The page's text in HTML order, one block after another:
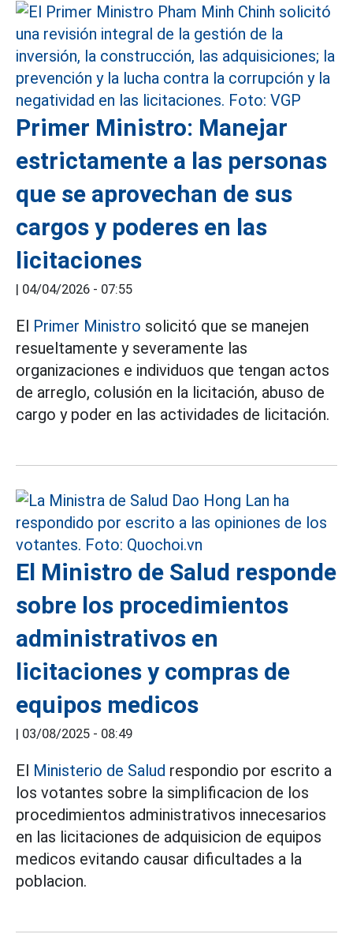
Primer Ministro: Manejar
estrictamente a las personas
que se aprovechan de sus
cargos y poderes en las
licitaciones
| 04/04/2026 - 07:55
El Primer Ministro solicitó que se manejen
resueltamente y severamente las
organizaciones e individuos que tengan actos
de arreglo, colusión en la licitación, abuso de
cargo y poder en las actividades de licitación.
El Ministro de Salud responde
sobre los procedimientos
administrativos en
licitaciones y compras de
equipos medicos
| 03/08/2025 - 08:49
El Ministerio de Salud respondio por escrito a
los votantes sobre la simplificacion de los
procedimientos administrativos innecesarios
en las licitaciones de adquisicion de equipos
medicos evitando causar dificultades a la
poblacion.